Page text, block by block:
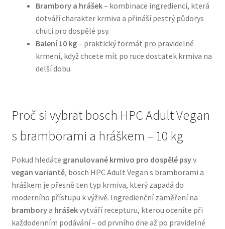
Hračky pro psy
Konzervy a kapsičky pro psy
N&D Farmina pro psy — Italské holistic krmivo
Pamlsky pro psy
Pelíšky pro psy
Ortopedické pelíšky
Přepravky pro psy
Purizon pro psy — Vysoký obsah masa, bez obilovin
Brambory a hrášek– kombinace ingrediencí, která
dotváří charakter krmiva a přináší pestrý půdorys
chuti pro dospělé psy.
Balení 10 kg– praktický formát pro pravidelné
krmení, když chcete mít po ruce dostatek krmiva na
delší dobu.
Proč si vybrat bosch HPC Adult Vegan
s bramborami a hráškem – 10 kg
Pokud hledáte granulované krmivo pro dospělé psyv
vegan variantě, bosch HPC Adult Vegan s bramborami a
hráškem je přesně ten typ krmiva, který zapadá do
moderního přístupu k výživě. Ingredienční zaměření na
bramborya hrášekvytváří recepturu, kterou oceníte při
každodenním podávání – od prvního dne až po pravidelné